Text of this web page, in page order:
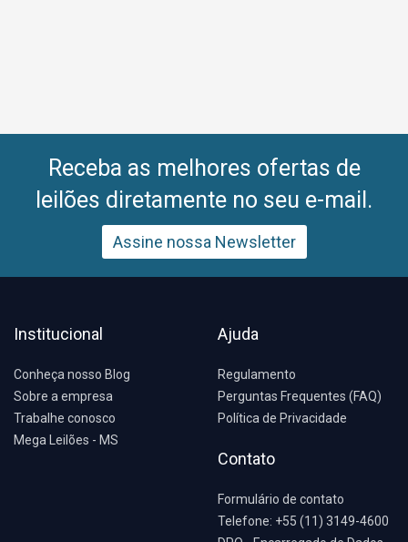
Receba as melhores ofertas de
leilões diretamente no seu e-mail.
Assine nossa Newsletter
Institucional
Conheça nosso Blog
Sobre a empresa
Trabalhe conosco
Mega Leilões - MS
Ajuda
Regulamento
Perguntas Frequentes (FAQ)
Política de Privacidade
Contato
Formulário de contato
Telefone: +55 (11) 3149-4600